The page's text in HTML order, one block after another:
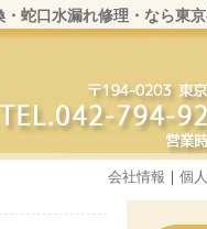
蛇口水漏れ修理・なら東
会社情報 ｜ 個